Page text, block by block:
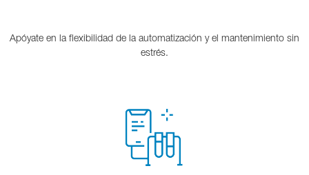
Apóyate en la flexibilidad de la automatización y el mantenimiento sin
estrés.